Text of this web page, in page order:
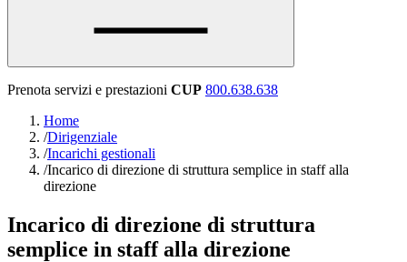
Prenota servizi e prestazioni CUP 800.638.638
Home
/Dirigenziale
/Incarichi gestionali
/Incarico di direzione di struttura semplice in staff alla
direzione
Incarico di direzione di struttura
semplice in staff alla direzione